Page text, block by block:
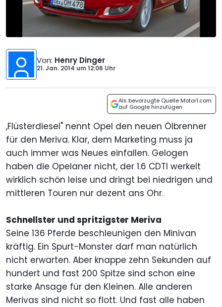
Von: Henry Dinger
21. Jan. 2014 um12:06 Uhr
Als bevorzugte Quelle Motor1.com
auf Google hinzufügen
,Flüsterdiesel" nennt Opel den neuen Ölbrenner
für den Meriva. Klar, dem Marketing muss ja
auch immer was Neues einfallen. Gelogen
haben die Opelaner nicht, der 1.6 CDTI werkelt
wirklich schön leise und dringt bei niedrigen und
mittleren Touren nur dezent ans Ohr.
Schnellster und spritzigster Meriva
Seine 136 Pferde beschleunigen den Minivan
kräftig. Ein Spurt-Monster darf man natürlich
nicht erwarten. Aber knappe zehn Sekunden auf
hundert und fast 200 Spitze sind schon eine
starke Ansage für den Kleinen. Alle anderen
Merivas sind nicht so flott. Und fast alle haben